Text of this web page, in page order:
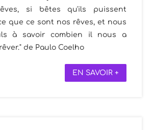
si bêtes qu'ils puissent
que ce sont nos rêves, et nous
à savoir combien il nous a
de Paulo Coelho
EN SAVOIR +